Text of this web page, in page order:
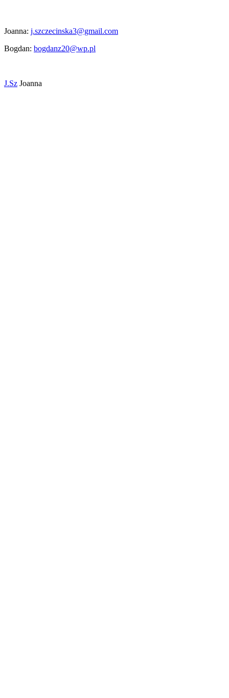
Joanna: j.szczecinska3@gmail.com
Bogdan: bogdanz20@wp.pl
J.Sz Joanna